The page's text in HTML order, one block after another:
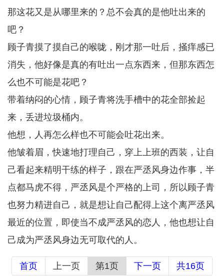
那这花又是从哪里来的？总不会真的是他吐出来的
吧？
顾子青摸了摸自己的喉咙，刚才那一吐后，掻痒感已
消失，他好像是真的有吐出一点东西来，但那东西怎
么也不可能是花吧？
带着纳闷的心情，顾子青将洗手槽中的花全部捡起
来，丢进垃圾桶内。
他想，人再怎么样也不可能会吐花出来。
他皱着眉，快速地打理自己，穿上上班的西装，让自
己看起来精明干练的样子，跟在严丞风身边作事，半
点都马虎不得，严丞风是个严格的上司，所以顾子青
也努力精进自己，就是想让自己配得上这个离严丞风
最近的位置，即使当不成严丞风的恋人，他也想让自
己成为严丞风身边无可取代的人。
首页 上一页 第1页 下一页 共16页